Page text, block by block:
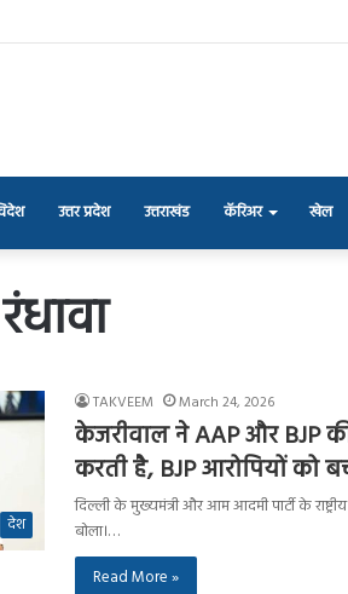
उत्तर प्रदेश उत्तराखंड कॅरिअर खेल
देश
TAKVEEM March 24, 2026
केजरीवाल ने AAP और BJP
करती है, BJP आरोपियों को
दिल्ली के मुख्यमंत्री और आम आदमी पार्टी के
बोला।…
Read More »